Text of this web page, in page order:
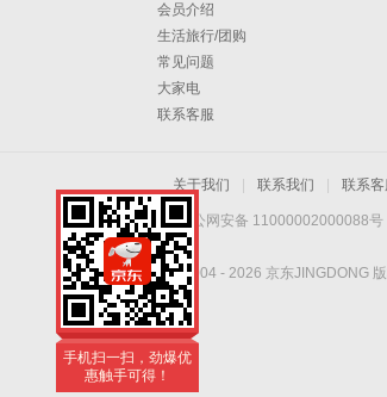
会员介绍
生活旅行/团购
常见问题
大家电
联系客服
关于我们 联系我们 联系客
京公网安备 11000002000088号
Copyright © 2004 - 2026 京东JINGDONG
手机扫一扫，劲爆优
惠触手可得！
手机扫一扫，劲爆优
惠触手可得！